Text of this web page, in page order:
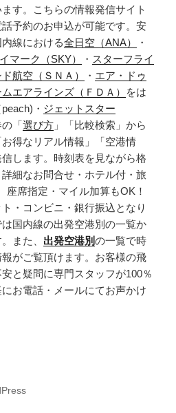
す。こちらの情報発信サイト
予約のお申込が可能です。安
線における全日空（ANA）
・
マーク（SKY） ・ スターフライ
航空（ＳＮＡ） ・ エア・ドゥ
エアラインズ（ＦＤＡ）
をは
・ ジェットスター
「 選び方 」「比較検索」から
お得なリアル情報」「空港情
します。時刻表を見ながら格
細なお問合せ・ホテル付・旅
座席指定・マイル加算もOK！
・コンビニ・銀行振込となり
国内線の出発空港別の一覧か
また、 出発空港別の一覧で時
がご覧頂けます。お客様の飛
と疑問に専門スタッフが100％
お電話・メールにてお声かけ